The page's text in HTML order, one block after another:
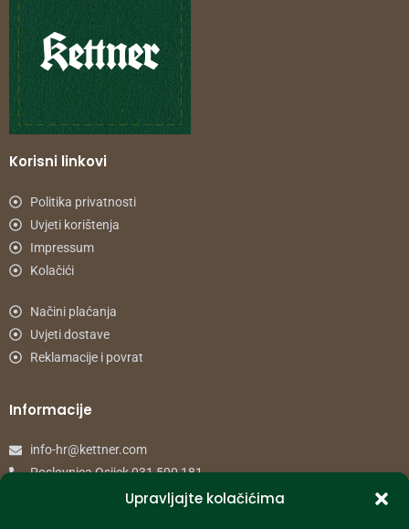
Upravljajte kolačićima
Korisni linkovi
Politika privatnosti
Uvjeti korištenja
Impressum
Kolačići
Načini plaćanja
Uvjeti dostave
Reklamacije i povrat
Informacije
info-hr@kettner.com
Poslovnica Osijek 031 500 181
Poslovnica Zagreb 01 7798 900